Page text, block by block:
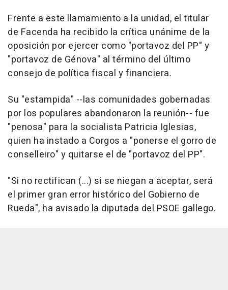
Frente a este llamamiento a la unidad, el titular
de Facenda ha recibido la crítica unánime de la
oposición por ejercer como "portavoz del PP" y
"portavoz de Génova" al término del último
consejo de política fiscal y financiera.
Su "estampida" --las comunidades gobernadas
por los populares abandonaron la reunión-- fue
"penosa" para la socialista Patricia Iglesias,
quien ha instado a Corgos a "ponerse el gorro de
conselleiro" y quitarse el de "portavoz del PP".
"Si no rectifican (...) si se niegan a aceptar, será
el primer gran error histórico del Gobierno de
Rueda", ha avisado la diputada del PSOE gallego.